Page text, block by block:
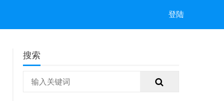
登陆
搜索